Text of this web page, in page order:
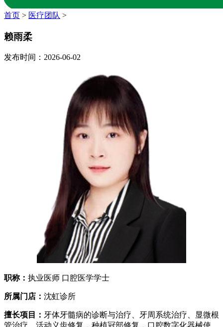
首页 > 医疗团队 >
赖雨柔
发布时间：2026-06-02
职称： 执业医师 口腔医学学士
所属门店： 沈虹诊所
擅长项目： 牙体牙髓病的诊断与治疗、牙周系统治疗、显微根
管治疗、活动义齿修复，种植冠部修复，口腔数字化器械使